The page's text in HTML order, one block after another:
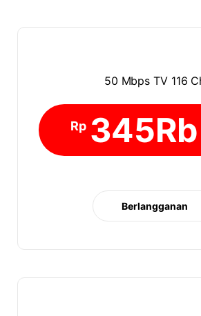
50 Mbps TV 116
Rp 345Rb
Berlangganan